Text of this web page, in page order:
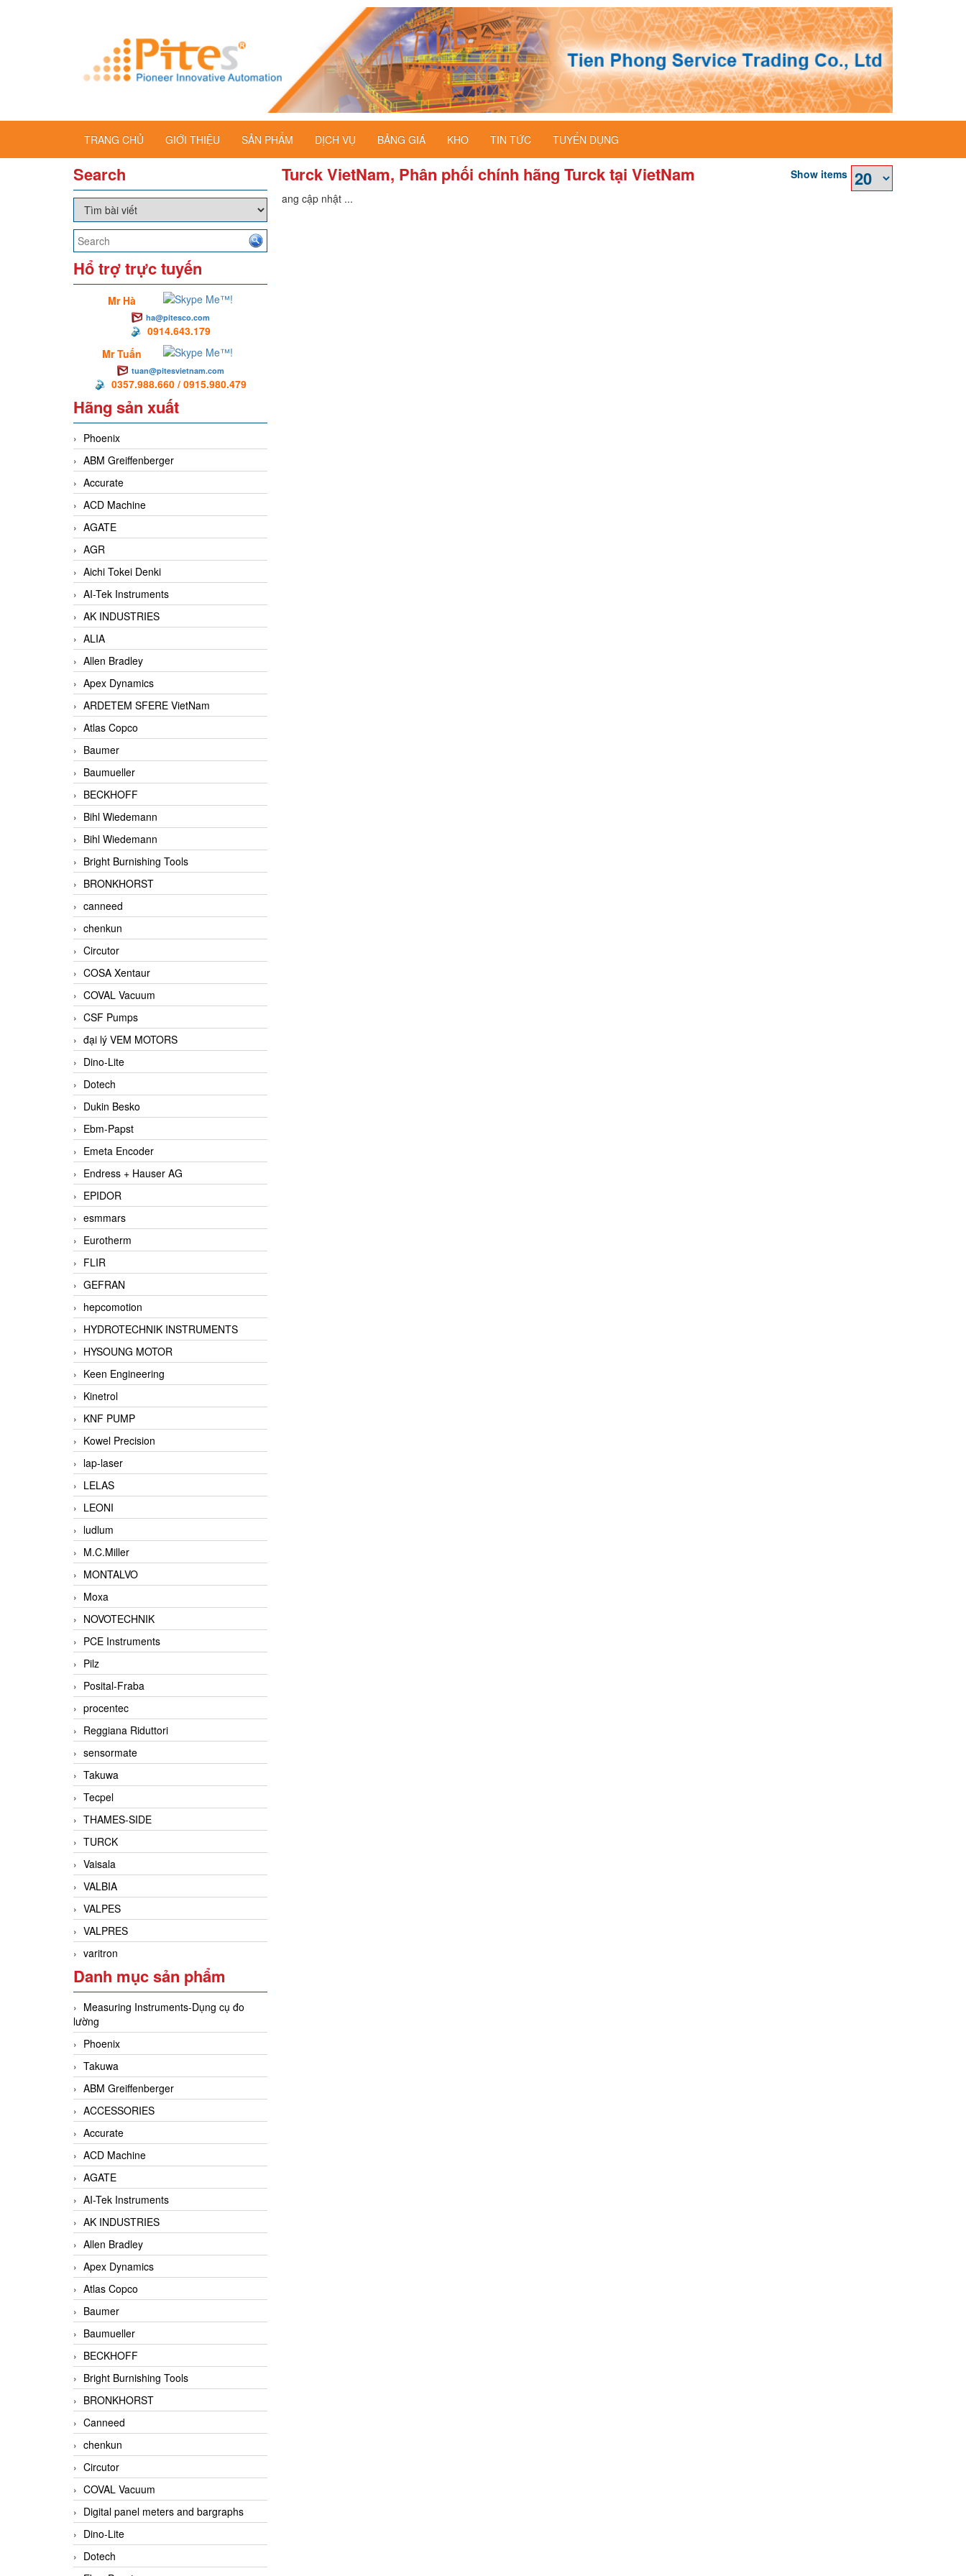
TRANG CHỦ GIỚI THIỆU SẢN PHẨM DỊCH VỤ BẢNG GIÁ KHO TIN TỨC TUYỂN DỤNG
Search
Hổ trợ trực tuyến
Mr Hà
ha@pitesco.com
0914.643.179
Mr Tuấn
tuan@pitesvietnam.com
0357.988.660 / 0915.980.479
Hãng sản xuất
Phoenix
ABM Greiffenberger
Accurate
ACD Machine
AGATE
AGR
Aichi Tokei Denki
AI-Tek Instruments
AK INDUSTRIES
ALIA
Allen Bradley
Apex Dynamics
ARDETEM SFERE VietNam
Atlas Copco
Baumer
Baumueller
BECKHOFF
Bihl Wiedemann
Bihl Wiedemann
Bright Burnishing Tools
BRONKHORST
canneed
chenkun
Circutor
COSA Xentaur
COVAL Vacuum
CSF Pumps
đại lý VEM MOTORS
Dino-Lite
Dotech
Dukin Besko
Ebm-Papst
Emeta Encoder
Endress + Hauser AG
EPIDOR
esmmars
Eurotherm
FLIR
GEFRAN
hepcomotion
HYDROTECHNIK INSTRUMENTS
HYSOUNG MOTOR
Keen Engineering
Kinetrol
KNF PUMP
Kowel Precision
lap-laser
LELAS
LEONI
ludlum
M.C.Miller
MONTALVO
Moxa
NOVOTECHNIK
PCE Instruments
Pilz
Posital-Fraba
procentec
Reggiana Riduttori
sensormate
Takuwa
Tecpel
THAMES-SIDE
TURCK
Vaisala
VALBIA
VALPES
VALPRES
varitron
Danh mục sản phẩm
Measuring Instruments-Dụng cụ đo
lường
Phoenix
Takuwa
ABM Greiffenberger
ACCESSORIES
Accurate
ACD Machine
AGATE
AI-Tek Instruments
AK INDUSTRIES
Allen Bradley
Apex Dynamics
Atlas Copco
Baumer
Baumueller
BECKHOFF
Bright Burnishing Tools
BRONKHORST
Canneed
chenkun
Circutor
COVAL Vacuum
Digital panel meters and bargraphs
Dino-Lite
Dotech
Turck VietNam, Phân phối chính hãng Turck tại VietNam
Show items
Đang cập nhật ...